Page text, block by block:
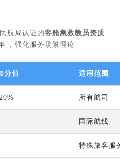
航局认证的客舱急救教员资质
，强化服务场景理论
分值 适用范围
所有航司
国际航线
特殊旅客服